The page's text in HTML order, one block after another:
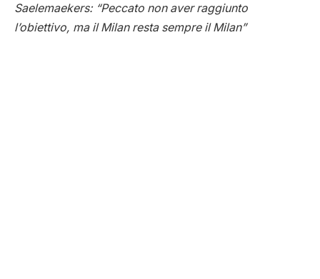
Saelemaekers: “Peccato non aver raggiunto
l’obiettivo, ma il Milan resta sempre il Milan”